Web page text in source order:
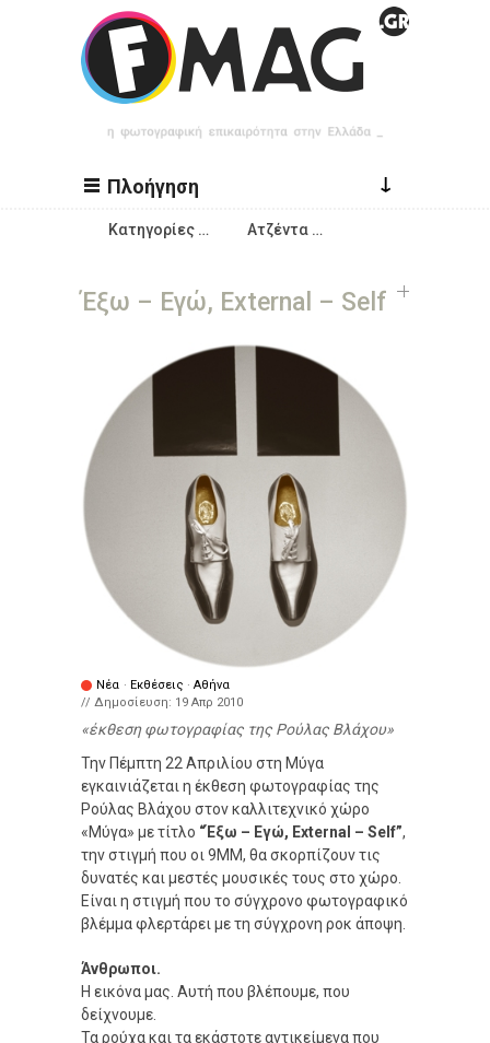
Παράκαμψη προς το κυρίως περιεχόμενο
Πλοήγηση ↓
Κατηγορίες … Ατζέντα …
Έξω – Εγώ, External – Self
Νέα · Εκθέσεις · Αθήνα
// Δημοσίευση: 19 Απρ 2010
έκθεση φωτογραφίας της Ρούλας Βλάχου
Την Πέμπτη 22 Απριλίου στη Μύγα
εγκαινιάζεται η έκθεση φωτογραφίας της
Ρούλας Βλάχου στον καλλιτεχνικό χώρο
«Μύγα» με τίτλο “Έξω – Εγώ, External – Self”,
την στιγμή που οι 9ΜΜ, θα σκορπίζουν τις
δυνατές και μεστές μουσικές τους στο χώρο.
Είναι η στιγμή που το σύγχρονο φωτογραφικό
βλέμμα φλερτάρει με τη σύγχρονη ροκ άποψη.
Άνθρωποι.
Η εικόνα μας. Αυτή που βλέπουμε, που
δείχνουμε.
Τα ρούχα και τα εκάστοτε αντικείμενα που